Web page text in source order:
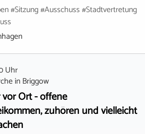
#Sitzung #Ausschuss #Stadtvertretung
Uhr
inBriggow
Ort - offene
zuhören und vielleicht